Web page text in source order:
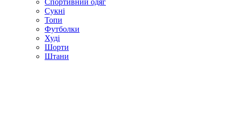
Спортивний одяг
Сукні
Топи
Футболки
Худі
Шорти
Штани